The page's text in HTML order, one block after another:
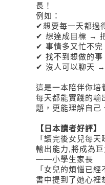
長！
例如：
✔想要每一天都過
✔ 想達成目標 →
✔ 事情多又忙不
✔ 找不到想做的
✔ 沒人可以聊天 →
這是一本陪伴你培
每天都能實踐的輸
題，更能理解自己
【日本讀者好評】
「讀完後女兒每
輸出能力,將成為
——小學生家長
「女兒的煩惱已
書中提到了她心裡